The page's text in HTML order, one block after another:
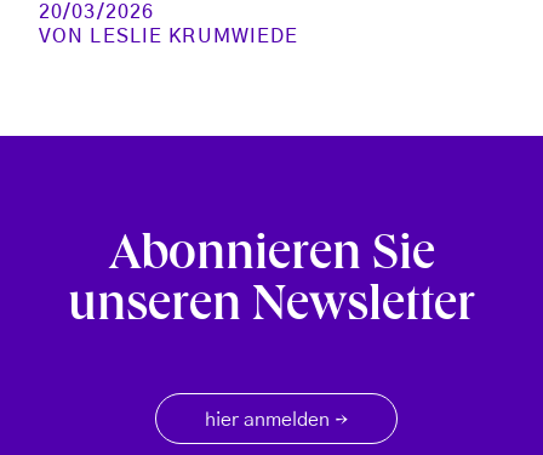
20/03/2026
VON
LESLIE KRUMWIEDE
Abonnieren Sie
unseren Newsletter
hier anmelden →